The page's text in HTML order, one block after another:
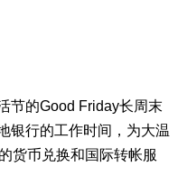
节的Good Friday长周末
银行的工作时间，为大温
货币兑换和国际转帐服